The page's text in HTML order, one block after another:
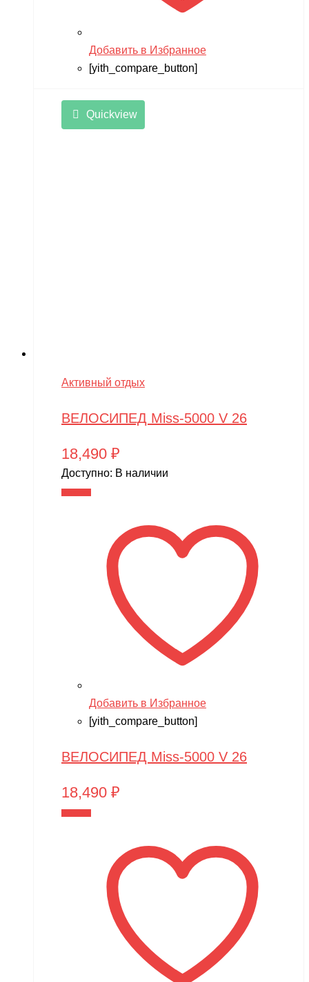
Добавить в Избранное
[yith_compare_button]
Quickview
Активный отдых
ВЕЛОСИПЕД Miss-5000 V 26
18,490 ₽
Доступно: В наличии
Добавить в Избранное
[yith_compare_button]
ВЕЛОСИПЕД Miss-5000 V 26
18,490 ₽